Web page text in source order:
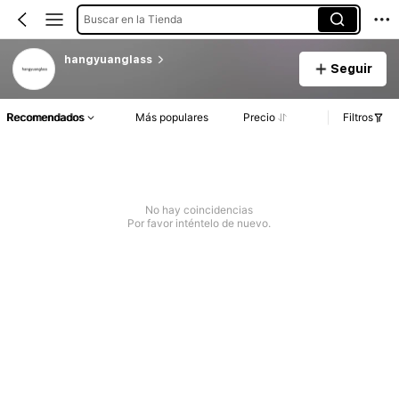
Buscar en la Tienda
hangyuanglass
Seguir
Recomendados Más populares Precio Filtros
No hay coincidencias
Por favor inténtelo de nuevo.